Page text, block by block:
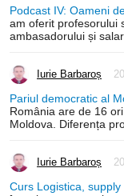
Podcast IV: Oameni
am oferit profesorului
ambasadorului și
Iurie Barbaroș
Pariul democratic al
România are de 16
Moldova. Diferența
Iurie Barbaroș
Curs Logistica,